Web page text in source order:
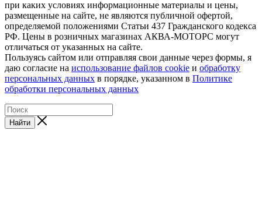
при каких условиях информационные материалы и цены,
размещенные на сайте, не являются публичной офертой,
определяемой положениями Статьи 437 Гражданского кодекса
РФ. Цены в розничных магазинах АКВА-МОТОРС могут
отличаться от указанных на сайте.
Пользуясь сайтом или отправляя свои данные через формы, я
даю согласие на использование файлов cookie и обработку
персональных данных в порядке, указанном в Политике
обработки персональных данных
Найти